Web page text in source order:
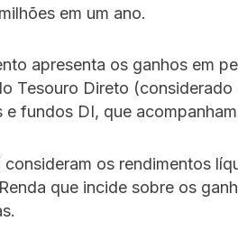
em um ano.
apresenta os ganhos em
Tesouro Direto
e fundos DI, que
consideram os rendimentos
que incide sobre os